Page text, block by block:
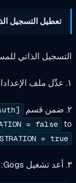
تعطيل التسجيل
الذاتي
[auth]
= false
=